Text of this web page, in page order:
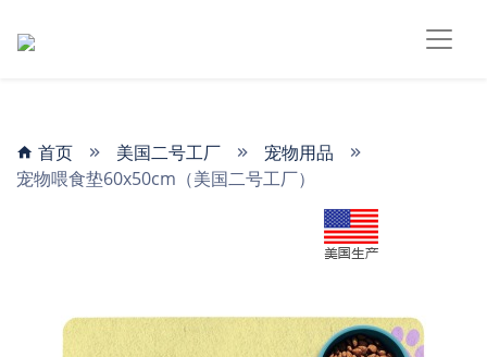
首页 美国二号工厂
宠物用品
宠物喂食垫60x50cm（美国二号工厂）